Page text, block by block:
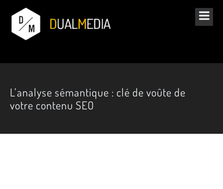
L’analyse sémantique : clé de voûte de
votre contenu SEO